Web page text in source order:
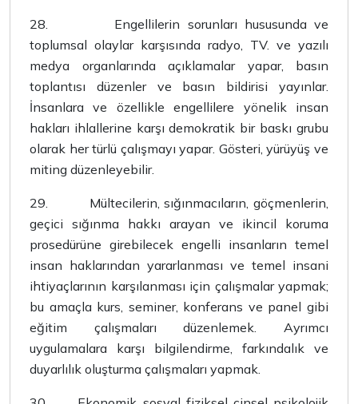
28.
Engellilerin sorunları hususunda ve
toplumsal olaylar karşısında radyo, TV. ve yazılı
medya organlarında açıklamalar yapar, basın
toplantısı düzenler ve basın bildirisi yayınlar.
İnsanlara ve özellikle engellilere yönelik insan
hakları ihlallerine karşı demokratik bir baskı grubu
olarak her türlü çalışmayı yapar. Gösteri, yürüyüş ve
miting düzenleyebilir.
29.
Mültecilerin, sığınmacıların, göçmenlerin,
geçici sığınma hakkı arayan ve ikincil koruma
prosedürüne girebilecek engelli insanların temel
insan haklarından yararlanması ve temel insani
ihtiyaçlarının karşılanması için çalışmalar yapmak;
bu amaçla kurs, seminer, konferans ve panel gibi
eğitim çalışmaları düzenlemek. Ayrımcı
uygulamalara karşı bilgilendirme, farkındalık ve
duyarlılık oluşturma çalışmaları yapmak.